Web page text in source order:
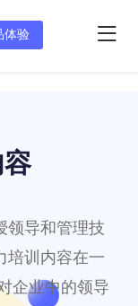
体验
领导和管理技
培训内容在一
企业中的领导